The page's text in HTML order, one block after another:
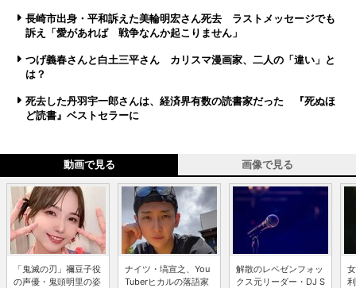
長崎市出身・平和訴えた美輪明宏さん死去 ラストメッセージでも
訴え「愛があれば 戦争なんか起こりません」
つげ義春さんと白土三平さん カリスマ漫画家、二人の「違い」と
は？
死去した丹羽宇一郎さんは、経済界有数の読書家だった 『死ぬほ
ど読書』ベストセラーに
動画で見る 画像で見る
「鬼滅の刃」禰豆子役
の声優・鬼頭明里の姿
ナイツ・塙宣之、You
Tuberヒカルの落語家
解散のレペゼンフォッ
クス元リーダー・DJ S